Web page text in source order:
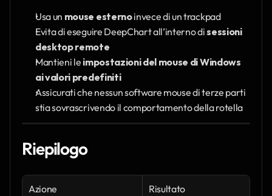
Usa un mouse esterno invece di un trackpad
Evita di eseguire DeepChart all’interno di sessioni
desktop remote
Mantieni le impostazioni del mouse di Windows
ai valori predefiniti
Assicurati che nessun software mouse di terze parti
stia sovrascrivendo il comportamento della rotella
Riepilogo
Azione Risultato